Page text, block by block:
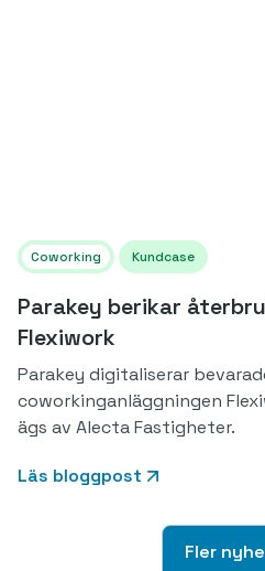
Coworking Kundcase
Parakey berikar
Flexiwork
Parakey digitaliserar
coworkinganläggningen
ägs av Alecta Fastigheter.
Läs bloggpost
Fler